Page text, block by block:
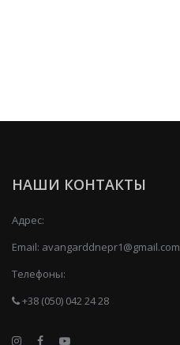
НАШИ КОНТАКТЫ
Адрес:
Email: avangarddnepr1@gmail.com
Телефоны:
+38 (050) 042 24 28